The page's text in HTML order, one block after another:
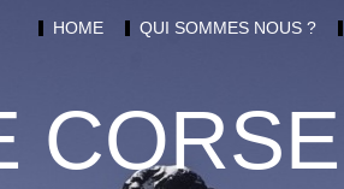
HOME QUI SOMMES NOUS ?
CORSE